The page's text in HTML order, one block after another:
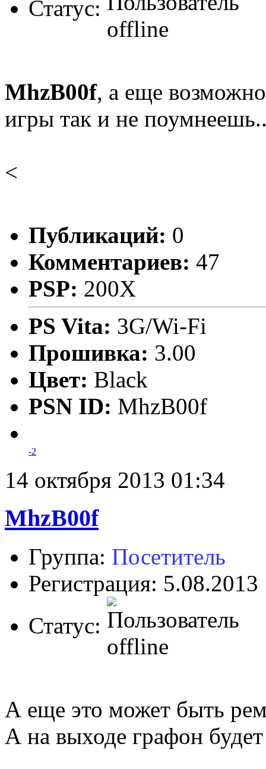
Статус:
MhzB00f, а еще
игры так и не
<
Публикаций: 0
Комментариев: 47
PSP: 200X
PS Vita: 3G/Wi-Fi
Прошивка: 3.00
Цвет: Black
PSN ID: MhzB00f
-2
14 октября 2013 01:34
MhzB00f
Группа: Посетитель
Регистрация: 5.08.2013
Статус:
А еще это может быть
А на выходе графон